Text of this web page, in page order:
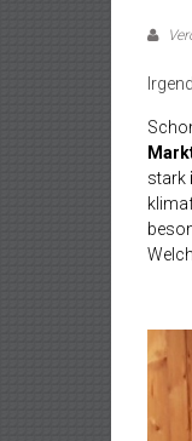
stark